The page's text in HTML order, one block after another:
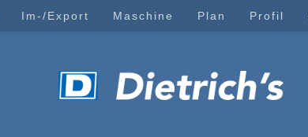
Im-/Export Maschine Plan Profil